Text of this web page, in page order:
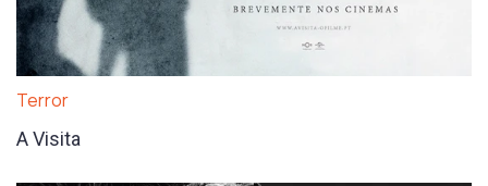
Terror
A Visita